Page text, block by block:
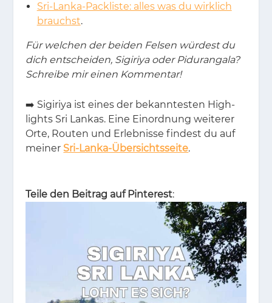
Sri-Lanka-Packliste: alles was du wirklich
brauchst.
Für welchen der beiden Felsen würdest du
dich entscheiden, Sigiriya oder Pidurangala?
Schreibe mir einen Kommentar!
➡️ Si­gi­riya ist ei­nes der be­kann­tes­ten High­
lights Sri Lan­kas. Eine Ein­ord­nung wei­te­rer
Orte, Rou­ten und Er­leb­nis­se fin­dest du auf
mei­ner Sri-Lanka-Übersichtsseite.
Teile den Beitrag auf Pinterest: